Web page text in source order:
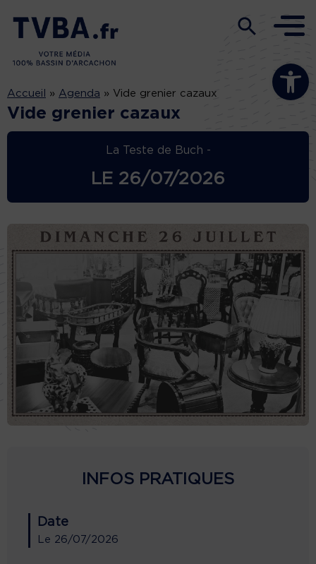
Ouvrir la
Accueil » Agenda » Vide grenier cazaux
Vide grenier cazaux
La Teste de Buch -
LE 26/07/2026
INFOS PRATIQUES
Date
Le 26/07/2026